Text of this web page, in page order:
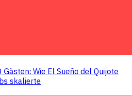
Wie El Sueño del Quijote
skalierte